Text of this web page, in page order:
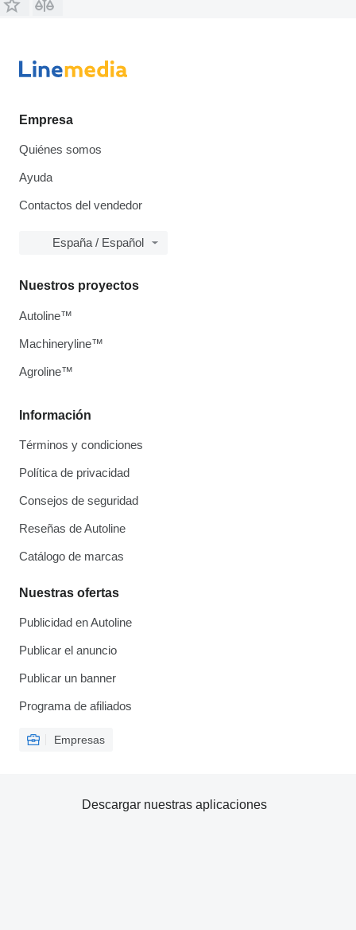
Empresa
Quiénes somos
Ayuda
Contactos del vendedor
España / Español
Información
Términos y condiciones
Política de privacidad
Consejos de seguridad
Reseñas de Autoline
Catálogo de marcas
Nuestras ofertas
Publicidad en Autoline
Publicar el anuncio
Publicar un banner
Programa de afiliados
Empresas
Nuestros proyectos
Autoline™
Machineryline™
Agroline™
Descargar nuestras aplicaciones